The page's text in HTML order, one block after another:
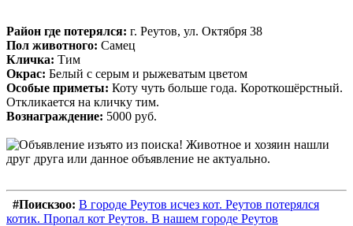
Район где потерялся: г. Реутов, ул. Октября 38
Пол животного: Самец
Кличка: Тим
Окрас: Белый с серым и рыжеватым цветом
Особые приметы: Коту чуть больше года. Короткошёрстный.
Откликается на кличку тим.
Вознаграждение: 5000 руб.
#Поискзоо: В городе Реутов исчез кот. Реутов потерялся
котик. Пропал кот Реутов. В нашем городе Реутов